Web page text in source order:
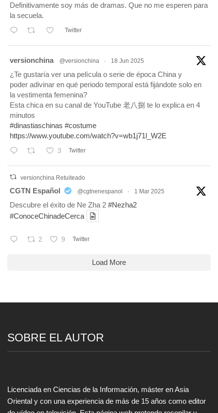
Definitivamente soy más de dramas. Que no me esperen para
la secuela.
Twitter
versionchina @versionchina · 18 Jun 2025
¿Te gustaría ver una película o serie de época China y
poder adivinar en qué periodo temporal está fijándote solo en
la vestimenta femenina?
Esta chica en su canal de YouTube 老八捌 te lo explica en 4
minutos
#dinastiaschinas #costume
https://www.youtube.com/watch?v=wb1j71l_W2E
3 Twitter
versionchina Retuiteado
CGTN Español @cgtnenespanol · 1 Mar 2025
Descubre el éxito de Ne Zha 2 #Nezha2
#ConoceChinadeCerca
2 9 Twitter
Load More
SOBRE EL AUTOR
Licenciada en Ciencias de la Información, máster en Asia
Oriental y con una experiencia de más de 15 años como editor